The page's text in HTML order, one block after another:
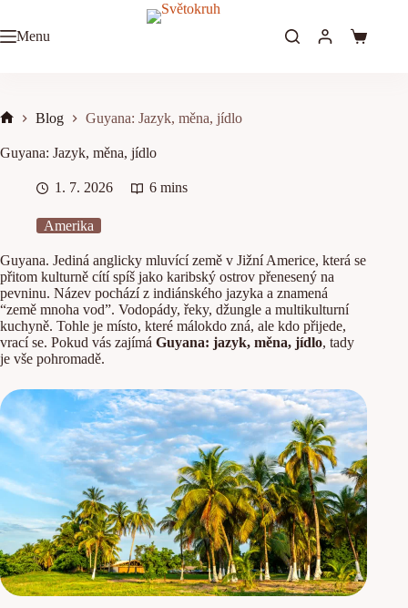
content
Menu
Shopping
Blog Guyana: Jazyk, měna, jídlo
Guyana: Jazyk, měna, jídlo
1. 7. 2026 6 mins
Amerika
Guyana. Jediná anglicky mluvící země v Jižní Americe, která se
přitom kulturně cítí spíš jako karibský ostrov přenesený na
pevninu. Název pochází z indiánského jazyka a znamená
“země mnoha vod”. Vodopády, řeky, džungle a multikulturní
kuchyně. Tohle je místo, které málokdo zná, ale kdo přijede,
vrací se. Pokud vás zajímá Guyana: jazyk, měna, jídlo, tady
je vše pohromadě.